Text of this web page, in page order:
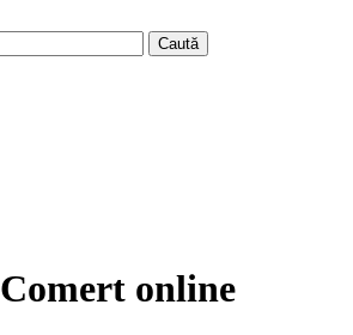
Comert online